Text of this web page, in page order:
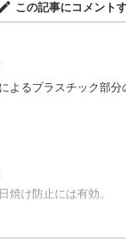
この記事にコメント
よるプラスチック部分
焼け防止には有効。